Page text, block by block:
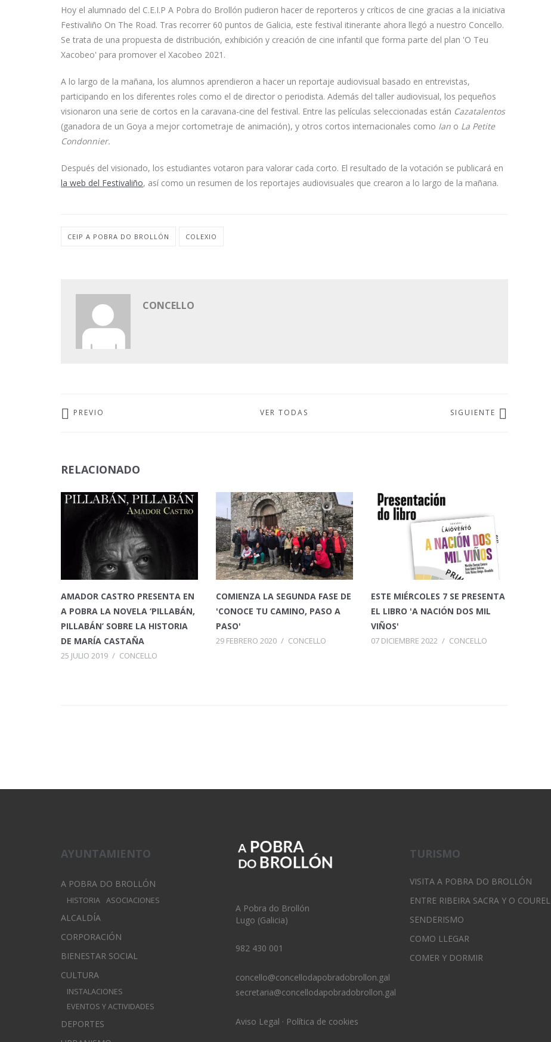
Hoy el alumnado del C.E.I.P A Pobra do Brollón pudieron hacer de reporteros y críticos de cine gracias a la iniciativa
Festivaliño On The Road. Tras recorrer 60 puntos de Galicia, este festival itinerante ahora llegó a nuestro Concello.
Se trata de una propuesta de distribución, exhibición y creación de cine infantil que forma parte del plan 'O Teu
Xacobeo' para promover el Xacobeo 2021.
A lo largo de la mañana, los alumnos aprendieron a hacer un reportaje audiovisual basado en entrevistas,
participando en los diferentes roles como el de director o periodista. Además del taller audiovisual, los pequeños
visionaron una serie de cortos en la caravana-cine del festival. Entre las películas seleccionadas están Cazatalentos
(ganadora de un Goya a mejor cortometraje de animación), y otros cortos internacionales como Ian o La Petite
Condonnier.
Después del visionado, los estudiantes votaron para valorar cada corto. El resultado de la votación se publicará en
la web del Festivaliño, así como un resumen de los reportajes audiovisuales que crearon a lo largo de la mañana.
CEIP A POBRA DO BROLLÓN COLEXIO
CONCELLO
PREVIO VER TODAS SIGUIENTE
RELACIONADO
AMADOR CASTRO PRESENTA EN
A POBRA LA NOVELA ‘PILLABÁN,
PILLABÁN’ SOBRE LA HISTORIA
DE MARÍA CASTAÑA
25 JULIO 2019 / CONCELLO
COMIENZA LA SEGUNDA FASE DE
'CONOCE TU CAMINO, PASO A
PASO'
29 FEBRERO 2020 / CONCELLO
ESTE MIÉRCOLES 7 SE PRESENTA
EL LIBRO 'A NACIÓN DOS MIL
VIÑOS'
07 DICIEMBRE 2022 / CONCELLO
AYUNTAMIENTO
A POBRA DO BROLLÓN
HISTORIA ASOCIACIONES
ALCALDÍA
CORPORACIÓN
BIENESTAR SOCIAL
CULTURA
INSTALACIONES
EVENTOS Y ACTIVIDADES
DEPORTES
A Pobra do Brollón
Lugo (Galicia)
982 430 001
concello@concellodapobradobrollon.gal
secretaria@concellodapobradobrollon.gal
Aviso Legal · Política de cookies
TURISMO
VISITA A POBRA DO BROLLÓN
ENTRE RIBEIRA SACRA Y O COUREL
SENDERISMO
COMO LLEGAR
COMER Y DORMIR